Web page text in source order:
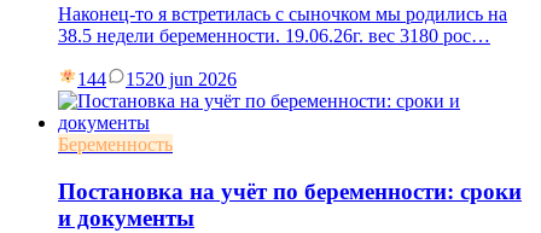
Наконец-то я встретилась с сыночком мы родились на
38.5 недели беременности. 19.06.26г. вес 3180 рос…
144 1520 jun 2026
Беременность
Постановка на учёт по беременности: сроки
и документы